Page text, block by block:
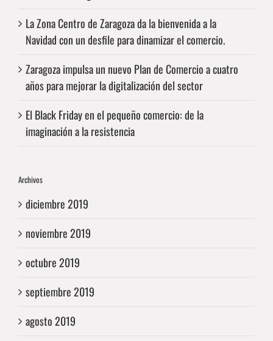
La Zona Centro de Zaragoza da la bienvenida a la
Navidad con un desfile para dinamizar el comercio.
Zaragoza impulsa un nuevo Plan de Comercio a cuatro
años para mejorar la digitalización del sector
El Black Friday en el pequeño comercio: de la
imaginación a la resistencia
Archivos
diciembre 2019
noviembre 2019
octubre 2019
septiembre 2019
agosto 2019